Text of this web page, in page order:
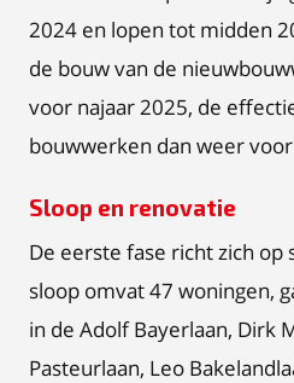
2024 en lopen tot midden
de bouw van de
voor najaar 2025, de
bouwwerken dan weer
Sloop en renovatie
De eerste fase richt zich op
sloop omvat 47 woningen,
in de Adolf Bayerlaan, Dirk
Pasteurlaan, Leo